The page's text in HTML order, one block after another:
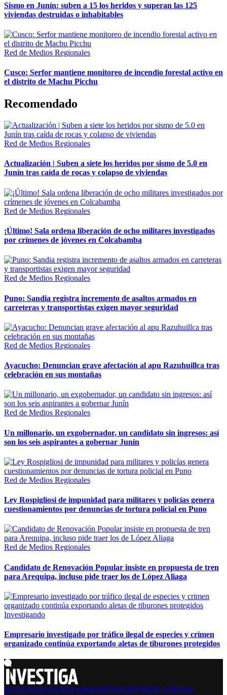
Sismo en Junín: suben a 15 los heridos y superan las 125
viviendas destruidas o inhabitables
Red de Medios Regionales
Cusco: Serfor mantiene monitoreo de incendio forestal activo en
el distrito de Machu Picchu
Recomendado
Red de Medios Regionales
Actualización | Suben a siete los heridos por sismo de 5.0 en
Junín tras caída de rocas y colapso de viviendas
Red de Medios Regionales
¡Último! Sala ordena liberación de ocho militares investigados
por crímenes de jóvenes en Colcabamba
Red de Medios Regionales
Puno: Sandia registra incremento de asaltos armados en
carreteras y transportistas exigen mayor seguridad
Red de Medios Regionales
Ayacucho: Denuncian grave afectación al apu Razuhuillca tras
celebración en sus montañas
Red de Medios Regionales
Un millonario, un exgobernador, un candidato sin ingresos: así
son los seis aspirantes a gobernar Junín
Red de Medios Regionales
Ley Rospigliosi de impunidad para militares y policías genera
cuestionamientos por denuncias de tortura policial en Puno
Red de Medios Regionales
Candidato de Renovación Popular insiste en propuesta de tren
para Arequipa, incluso pide traer los de López Aliaga
Investigando
Empresario investigado por tráfico ilegal de especies y crimen
organizado continúa exportando aletas de tiburones protegidos
InicioInvestigaciónInvestigandoPublicidadMedio Ambiente